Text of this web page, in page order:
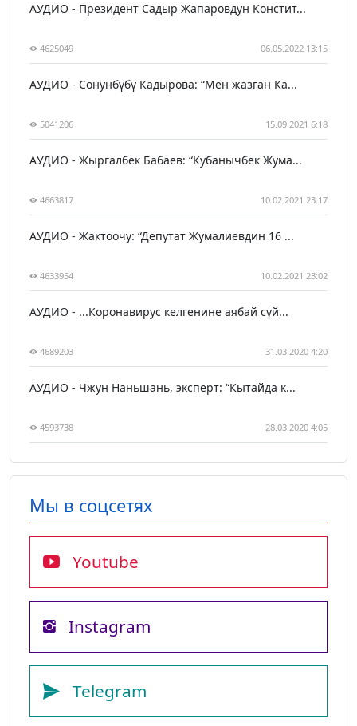
АУДИО - Президент Садыр Жапаровдун Констит...
4625049 06.05.2022 13:15
АУДИО - Сонунбүбү Кадырова: “Мен жазган Ка...
5041206 15.09.2021 6:18
АУДИО - Жыргалбек Бабаев: “Кубанычбек Жума...
4663817 10.02.2021 23:17
АУДИО - Жактоочу: “Депутат Жумалиевдин 16 ...
4633954 10.02.2021 23:02
АУДИО - ...Коронавирус келгенине аябай сүй...
4689203 31.03.2020 4:20
АУДИО - Чжун Наньшань, эксперт: “Кытайда к...
4593738 28.03.2020 4:05
Мы в соцсетях
Youtube
Instagram
Telegram